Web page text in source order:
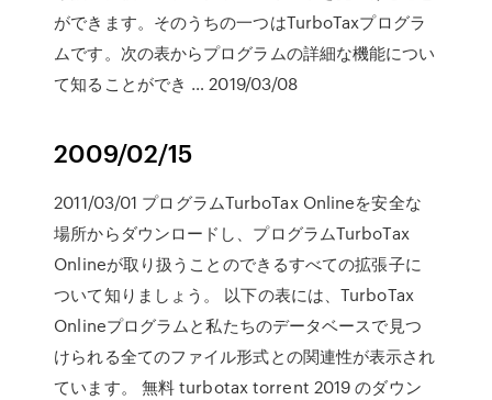
ができます。そのうちの一つはTurboTaxプログラ
ムです。次の表からプログラムの詳細な機能につい
て知ることができ … 2019/03/08
2009/02/15
2011/03/01 プログラムTurboTax Onlineを安全な
場所からダウンロードし、プログラムTurboTax
Onlineが取り扱うことのできるすべての拡張子に
ついて知りましょう。 以下の表には、TurboTax
Onlineプログラムと私たちのデータベースで見つ
けられる全てのファイル形式との関連性が表示され
ています。 無料 turbotax torrent 2019 のダウン